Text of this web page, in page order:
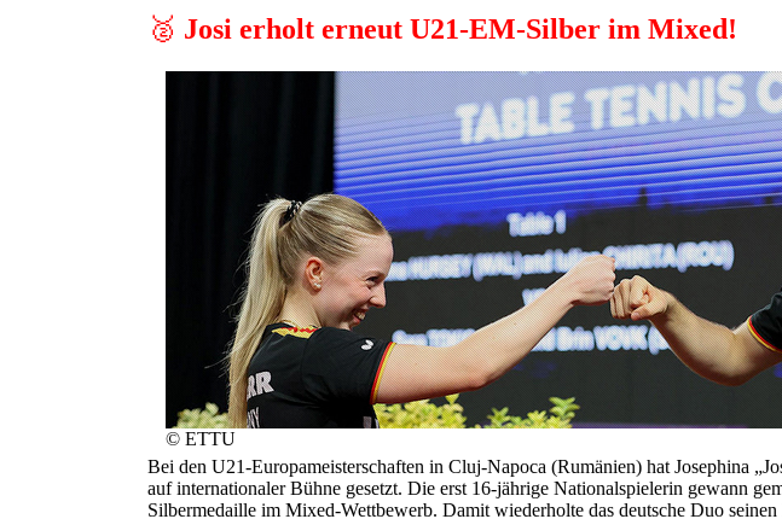
🥈 Josi erholt erneut U21-EM-Silber im Mixed!
© ETTU
Bei den U21-Europameisterschaften in Cluj-Napoca (Rumänien) hat Josephina
auf internationaler Bühne gesetzt. Die erst 16-jährige Nationalspielerin gewann
Silbermedaille im Mixed-Wettbewerb. Damit wiederholte das deutsche Duo